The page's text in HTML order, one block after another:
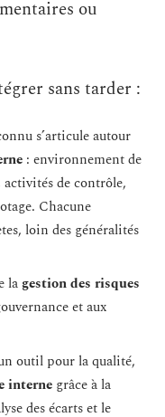
ou
sans tarder :
s’articule autour
: environnement de
de contrôle,
Chacune
loin des généralités
la gestion des risques
et aux
outil pour la qualité,
interne grâce à la
des écarts et le